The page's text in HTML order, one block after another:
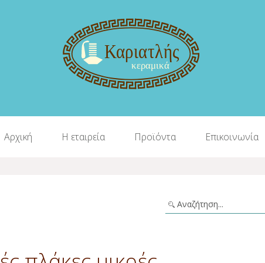
Αρχική Η εταιρεία Προϊόντα Επικοινωνία